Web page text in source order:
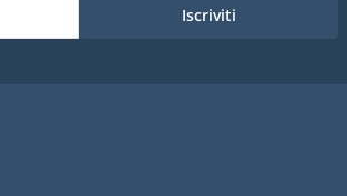
Iscriviti